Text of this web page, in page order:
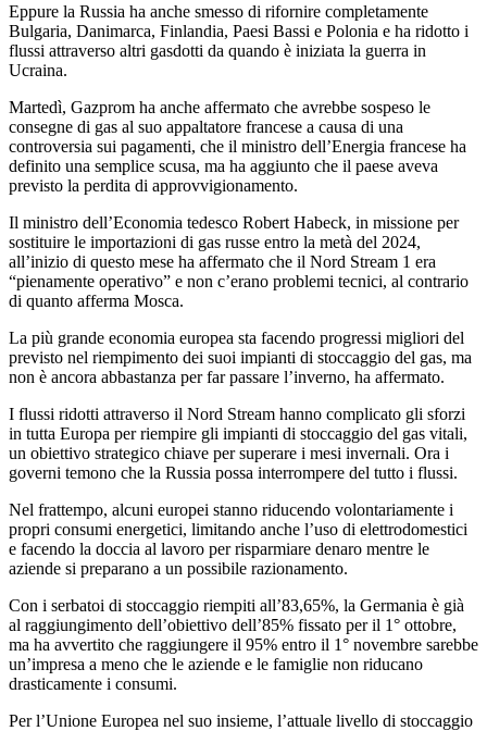
Eppure la Russia ha anche smesso di rifornire completamente
Bulgaria, Danimarca, Finlandia, Paesi Bassi e Polonia e ha ridotto i
flussi attraverso altri gasdotti da quando è iniziata la guerra in
Ucraina.
Martedì, Gazprom ha anche affermato che avrebbe sospeso le
consegne di gas al suo appaltatore francese a causa di una
controversia sui pagamenti, che il ministro dell’Energia francese ha
definito una semplice scusa, ma ha aggiunto che il paese aveva
previsto la perdita di approvvigionamento.
Il ministro dell’Economia tedesco Robert Habeck, in missione per
sostituire le importazioni di gas russe entro la metà del 2024,
all’inizio di questo mese ha affermato che il Nord Stream 1 era
“pienamente operativo” e non c’erano problemi tecnici, al contrario
di quanto afferma Mosca.
La più grande economia europea sta facendo progressi migliori del
previsto nel riempimento dei suoi impianti di stoccaggio del gas, ma
non è ancora abbastanza per far passare l’inverno, ha affermato.
I flussi ridotti attraverso il Nord Stream hanno complicato gli sforzi
in tutta Europa per riempire gli impianti di stoccaggio del gas vitali,
un obiettivo strategico chiave per superare i mesi invernali. Ora i
governi temono che la Russia possa interrompere del tutto i flussi.
Nel frattempo, alcuni europei stanno riducendo volontariamente i
propri consumi energetici, limitando anche l’uso di elettrodomestici
e facendo la doccia al lavoro per risparmiare denaro mentre le
aziende si preparano a un possibile razionamento.
Con i serbatoi di stoccaggio riempiti all’83,65%, la Germania è già
al raggiungimento dell’obiettivo dell’85% fissato per il 1° ottobre,
ma ha avvertito che raggiungere il 95% entro il 1° novembre sarebbe
un’impresa a meno che le aziende e le famiglie non riducano
drasticamente i consumi.
Per l’Unione Europea nel suo insieme, l’attuale livello di stoccaggio